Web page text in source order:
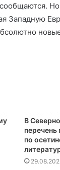
Западную
В
перечень
по